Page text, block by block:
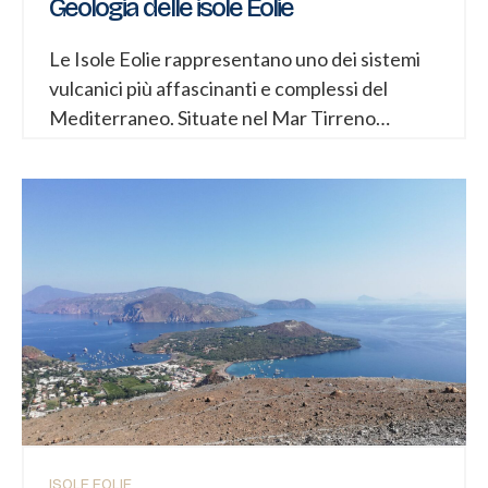
Geologia delle isole Eolie
Le Isole Eolie rappresentano uno dei sistemi
vulcanici più affascinanti e complessi del
Mediterraneo. Situate nel Mar Tirreno
un arcipelago di sette isole principali – Lipari,
dell’umanità dall’UNESCO proprio per il loro
straordinario valore geologico e
vulcanologico. La loro conformazione è il
risultato di centinaia di migliaia di anni di
attività vulcanica legata alla dinamica
profonda della crosta terrestre nell’area di
ISOLE EOLIE